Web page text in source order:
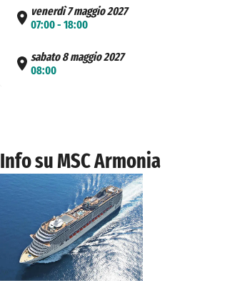
venerdì 7 maggio 2027
07:00 - 18:00
sabato 8 maggio 2027
08:00
Info su MSC Armonia